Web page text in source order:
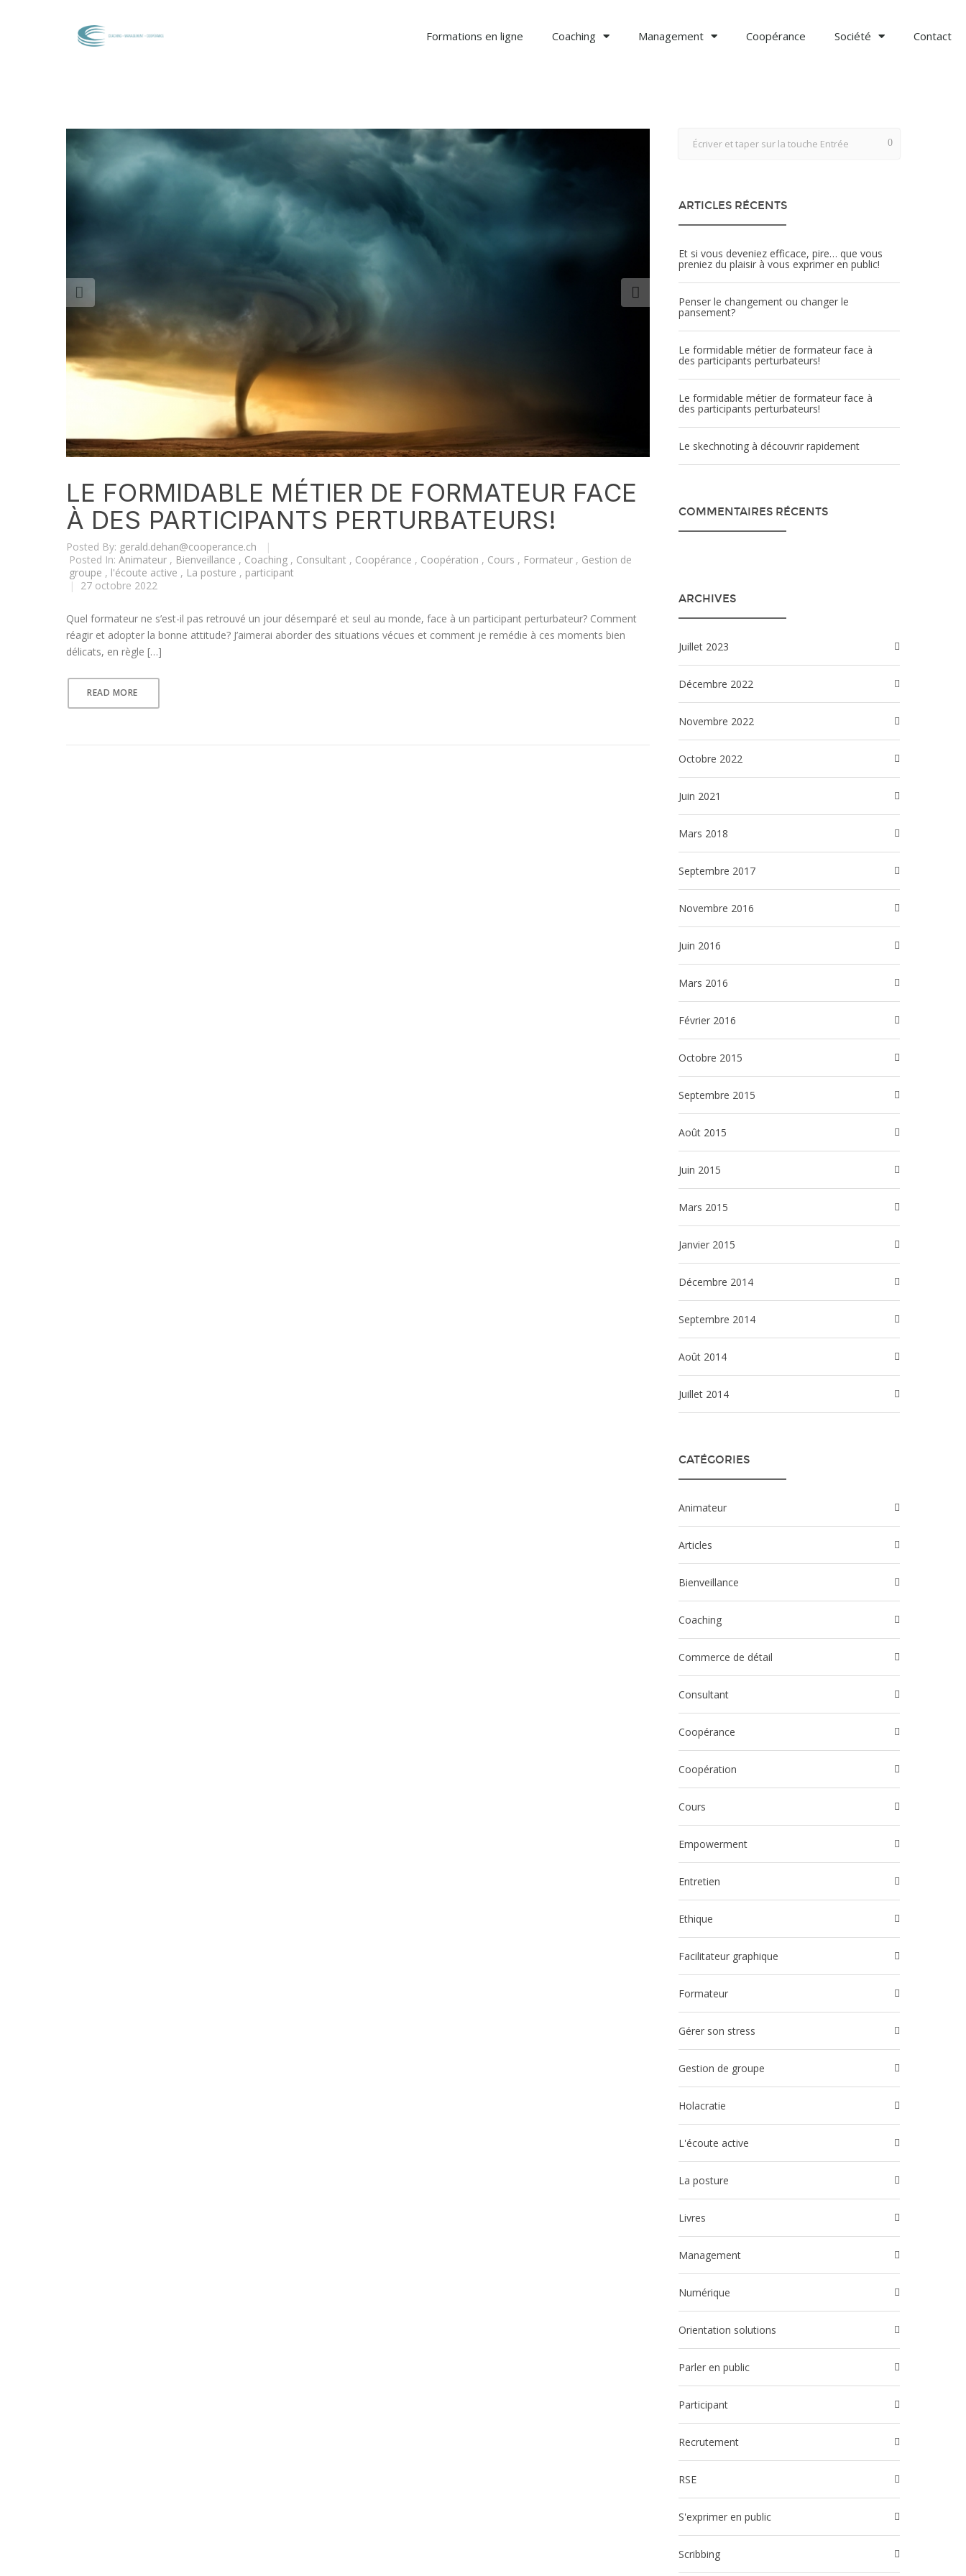
Formations en ligne Coaching Management Coopérance Société Contact
LE FORMIDABLE MÉTIER DE FORMATEUR FACE
À DES PARTICIPANTS PERTURBATEURS!
Posted By: gerald.dehan@cooperance.ch
|
Posted In: Animateur , Bienveillance , Coaching , Consultant , Coopérance , Coopération , Cours , Formateur , Gestion de
groupe , l'écoute active , La posture , participant
|
27 octobre 2022
Quel formateur ne s’est-il pas retrouvé un jour désemparé et seul au monde, face à un participant perturbateur? Comment
réagir et adopter la bonne attitude? J’aimerai aborder des situations vécues et comment je remédie à ces moments bien
délicats, en règle […]
READ MORE
ARTICLES RÉCENTS
Et si vous deveniez efficace, pire… que vous
preniez du plaisir à vous exprimer en public!
Penser le changement ou changer le
pansement?
Le formidable métier de formateur face à
des participants perturbateurs!
Le formidable métier de formateur face à
des participants perturbateurs!
Le skechnoting à découvrir rapidement
COMMENTAIRES RÉCENTS
ARCHIVES
juillet 2023
décembre 2022
novembre 2022
octobre 2022
juin 2021
mars 2018
septembre 2017
novembre 2016
juin 2016
mars 2016
février 2016
octobre 2015
septembre 2015
août 2015
juin 2015
mars 2015
janvier 2015
décembre 2014
septembre 2014
août 2014
juillet 2014
CATÉGORIES
Animateur
Articles
Bienveillance
Coaching
Commerce de détail
Consultant
Coopérance
Coopération
Cours
Empowerment
Entretien
Ethique
Facilitateur graphique
Formateur
Gérer son stress
Gestion de groupe
Holacratie
l'écoute active
La posture
Livres
Management
Numérique
Orientation solutions
Parler en public
participant
Recrutement
RSE
S'exprimer en public
Scribbing